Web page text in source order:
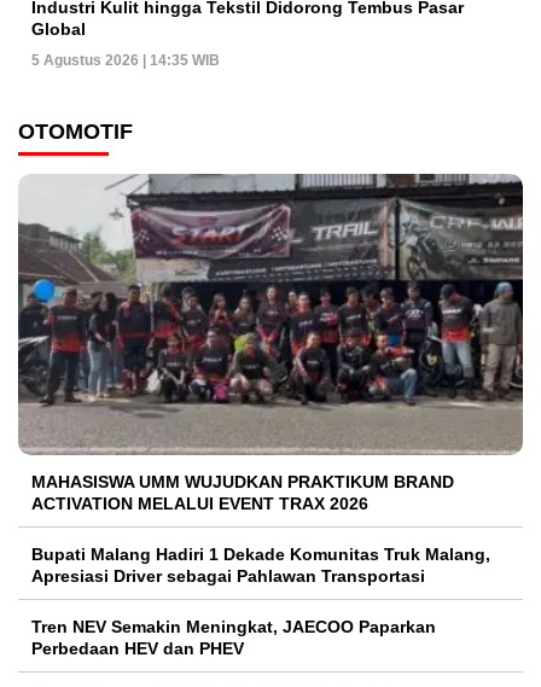
Industri Kulit hingga Tekstil Didorong Tembus Pasar
Global
5 Agustus 2026 | 14:35 WIB
OTOMOTIF
MAHASISWA UMM WUJUDKAN PRAKTIKUM BRAND
ACTIVATION MELALUI EVENT TRAX 2026
Bupati Malang Hadiri 1 Dekade Komunitas Truk Malang,
Apresiasi Driver sebagai Pahlawan Transportasi
Tren NEV Semakin Meningkat, JAECOO Paparkan
Perbedaan HEV dan PHEV